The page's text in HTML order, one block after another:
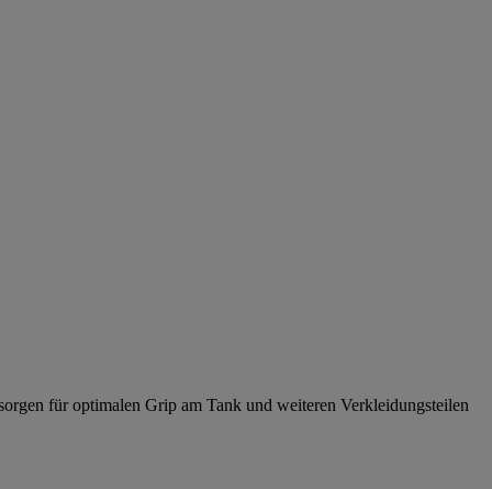
für optimalen Grip am Tank und weiteren Verkleidungsteilen